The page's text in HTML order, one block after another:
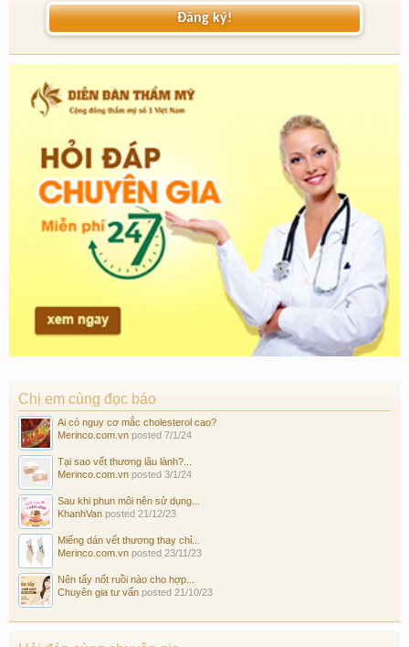
Đăng ký!
Chị em cùng đọc báo
Ai có nguy cơ mắc cholesterol cao?
Merinco.com.vn posted 7/1/24
Tại sao vết thương lâu lành?...
Merinco.com.vn posted 3/1/24
Sau khi phun môi nên sử dụng...
KhanhVan posted 21/12/23
Miếng dán vết thương thay chỉ...
Merinco.com.vn posted 23/11/23
Nên tẩy nốt ruồi nào cho hợp...
Chuyên gia tư vấn posted 21/10/23